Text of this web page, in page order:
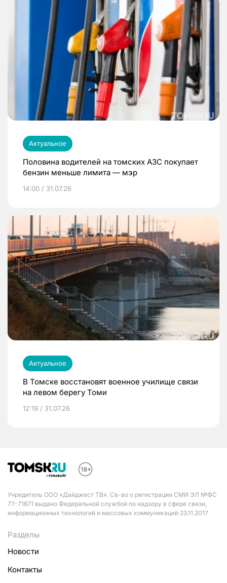
Актуальное
Половина водителей на томских АЗС покупает
бензин меньше лимита — мэр
14:00 / 31.07.26
Актуальное
В Томске восстановят военное училище связи
на левом берегу Томи
12:19 / 31.07.26
Учредитель ООО «Дайджест ТВ». Св-во о регистрации СМИ ЭЛ №ФС
77-71671 выдано Федеральной службой по надзору в сфере связи,
информационных технологий и массовых коммуникаций 23.11.2017
Разделы
Новости
Контакты